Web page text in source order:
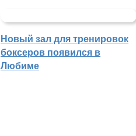
Новый зал для тренировок
боксеров появился в
Любиме